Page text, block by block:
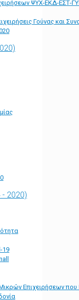
ΨΥΧ-ΕΚΔ-ΕΣΤ-
Γούνας και
2020)
19
Επιχειρήσεων